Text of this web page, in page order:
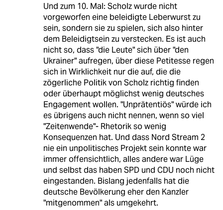
Und zum 10. Mal: Scholz wurde nicht
vorgeworfen eine beleidigte Leberwurst zu
sein, sondern sie zu spielen, sich also hinter
dem Beleidigtsein zu verstecken. Es ist auch
nicht so, dass "die Leute" sich über "den
Ukrainer" aufregen, über diese Petitesse regen
sich in Wirklichkeit nur die auf, die die
zögerliche Politik von Scholz richtig finden
oder überhaupt möglichst wenig deutsches
Engagement wollen. "Unprätentiös" würde ich
es übrigens auch nicht nennen, wenn so viel
"Zeitenwende"- Rhetorik so wenig
Konsequenzen hat. Und dass Nord Stream 2
nie ein unpolitisches Projekt sein konnte war
immer offensichtlich, alles andere war Lüge
und selbst das haben SPD und CDU noch nicht
eingestanden. Bislang jedenfalls hat die
deutsche Bevölkerung eher den Kanzler
"mitgenommen" als umgekehrt.